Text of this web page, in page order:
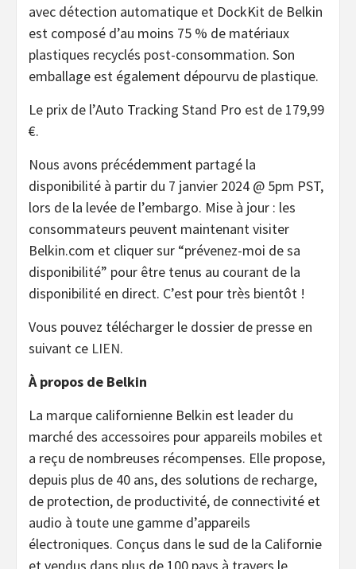
avec détection automatique et DockKit de Belkin
est composé d’au moins 75 % de matériaux
plastiques recyclés post-consommation. Son
emballage est également dépourvu de plastique.
Le prix de l’Auto Tracking Stand Pro est de 179,99
€.
Nous avons précédemment partagé la
disponibilité à partir du 7 janvier 2024 @ 5pm PST,
lors de la levée de l’embargo. Mise à jour : les
consommateurs peuvent maintenant visiter
Belkin.com et cliquer sur “prévenez-moi de sa
disponibilité” pour être tenus au courant de la
disponibilité en direct. C’est pour très bientôt !
Vous pouvez télécharger le dossier de presse en
suivant ce LIEN.
À propos de Belkin
La marque californienne Belkin est leader du
marché des accessoires pour appareils mobiles et
a reçu de nombreuses récompenses. Elle propose,
depuis plus de 40 ans, des solutions de recharge,
de protection, de productivité, de connectivité et
audio à toute une gamme d’appareils
électroniques. Conçus dans le sud de la Californie